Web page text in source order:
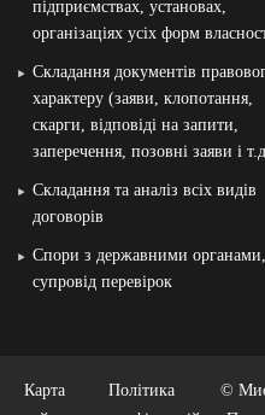
підприємствах, установах,
організаціях усіх форм
Складання документів
характеру (заяви, клопотання,
скарги, відповіді на запити,
заперечення, позовні заяви і
Складання та аналіз всіх видів
договорів
Спори з державними органами,
супровід перевірок
Карта
Політика
©